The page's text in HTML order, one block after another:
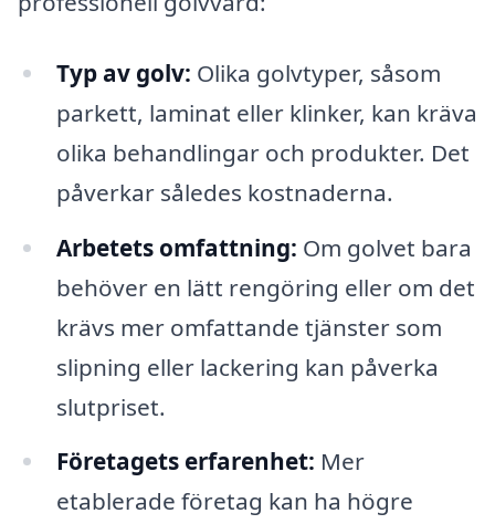
Typ av golv: Olika golvtyper, såsom
parkett, laminat eller klinker, kan kräva
olika behandlingar och produkter. Det
påverkar således kostnaderna.
Arbetets omfattning: Om golvet bara
behöver en lätt rengöring eller om det
krävs mer omfattande tjänster som
slipning eller lackering kan påverka
slutpriset.
Företagets erfarenhet: Mer
etablerade företag kan ha högre